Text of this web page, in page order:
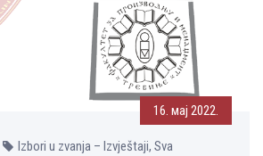
16. мај 2022.
Izbori u zvanja – Izvještaji, Sva